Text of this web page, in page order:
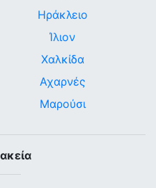
Ηράκλειο
Ίλιον
Χαλκίδα
Αχαρνές
Μαρούσι